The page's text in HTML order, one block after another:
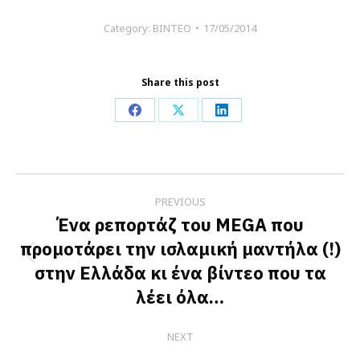
Category: ΒΙΝΤΕΟ 17/05/2014
Share this post
Share
Facebook
Share
X
Share
LinkedIn
navigation
PREVIOUS
Previous
post:
Ένα ρεπορτάζ του MEGA που
προμοτάρει την ισλαμική μαντήλα (!)
στην Ελλάδα κι ένα βίντεο που τα
λέει όλα…
NEXT